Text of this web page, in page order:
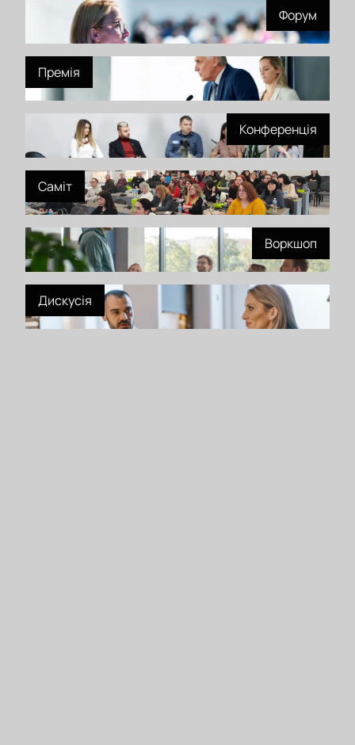
Форум
Премія
Конференція
Саміт
Воркшоп
Дискусія